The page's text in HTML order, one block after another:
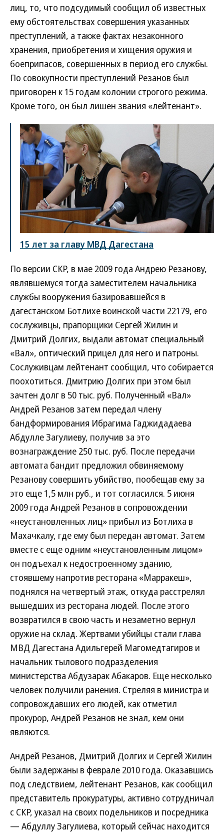
лиц, то, что подсудимый сообщил об известных
ему обстоятельствах совершения указанных
преступлений, а также фактах незаконного
хранения, приобретения и хищения оружия и
боеприпасов, совершенных в период его службы.
По совокупности преступлений Резанов был
приговорен к 15 годам колонии строгого режима.
Кроме того, он был лишен звания «лейтенант».
15 лет за главу МВД Дагестана
По версии СКР, в мае 2009 года Андрею Резанову,
являвшемуся тогда заместителем начальника
службы вооружения базировавшейся в
дагестанском Ботлихе воинской части 22179, его
сослуживцы, прапорщики Сергей Жилин и
Дмитрий Долгих, выдали автомат специальный
«Вал», оптический прицел для него и патроны.
Сослуживцам лейтенант сообщил, что собирается
поохотиться. Дмитрию Долгих при этом был
зачтен долг в 50 тыс. руб. Полученный «Вал»
Андрей Резанов затем передал члену
бандформирования Ибрагима Гаджидадаева
Абдулле Загулиеву, получив за это
вознаграждение 250 тыс. руб. После передачи
автомата бандит предложил обвиняемому
Резанову совершить убийство, пообещав ему за
это еще 1,5 млн руб., и тот согласился. 5 июня
2009 года Андрей Резанов в сопровождении
«неустановленных лиц» прибыл из Ботлиха в
Махачкалу, где ему был передан автомат. Затем
вместе с еще одним «неустановленным лицом»
он подъехал к недостроенному зданию,
стоявшему напротив ресторана «Марракеш»,
поднялся на четвертый этаж, откуда расстрелял
вышедших из ресторана людей. После этого
возвратился в свою часть и незаметно вернул
оружие на склад. Жертвами убийцы стали глава
МВД Дагестана Адильгерей Магомедтагиров и
начальник тылового подразделения
министерства Абдузарак Абакаров. Еще несколько
человек получили ранения. Стреляя в министра и
сопровождавших его людей, как отметил
прокурор, Андрей Резанов не знал, кем они
являются.
Андрей Резанов, Дмитрий Долгих и Сергей Жилин
были задержаны в феврале 2010 года. Оказавшись
под следствием, лейтенант Резанов, как сообщил
представитель прокуратуры, активно сотрудничал
с СКР, указал на своих подельников и посредника
— Абдуллу Загулиева, который сейчас находится